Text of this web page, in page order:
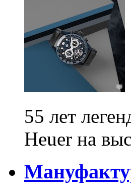
55 лет
Heuer на